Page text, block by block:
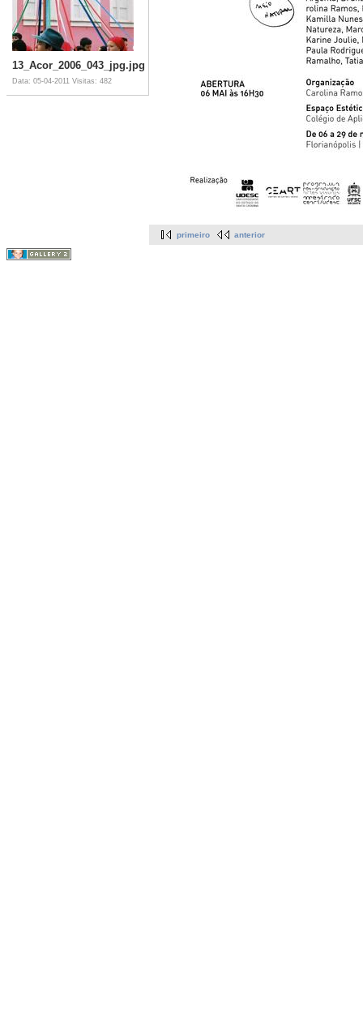
13_Acor_2006_043_jpg.jpg
Data: 05-04-2011 Visitas: 482
primeiro anterior